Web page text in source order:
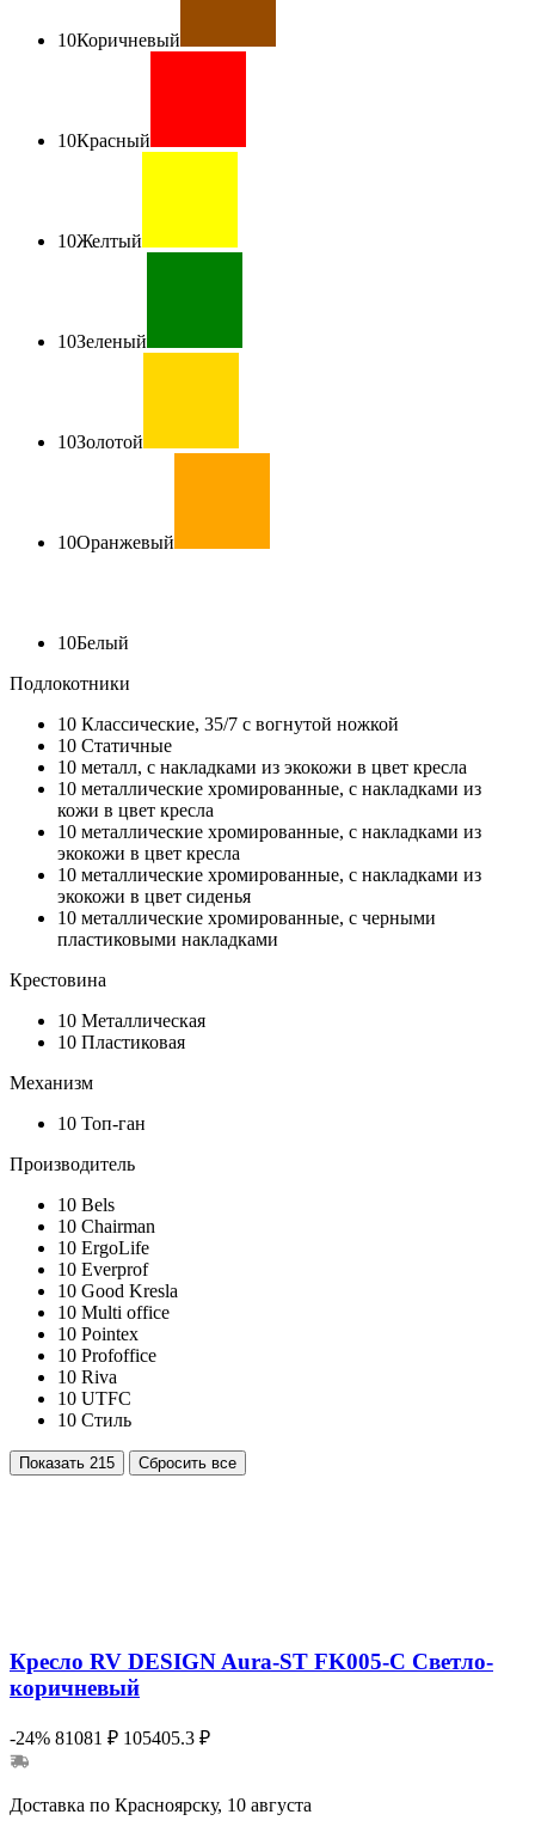
10Коричневый
10Красный
10Желтый
10Зеленый
10Золотой
10Оранжевый
10Белый
Подлокотники
10 Классические, 35/7 с вогнутой ножкой
10 Статичные
10 металл, с накладками из экокожи в цвет кресла
10 металлические хромированные, с накладками из
кожи в цвет кресла
10 металлические хромированные, с накладками из
экокожи в цвет кресла
10 металлические хромированные, с накладками из
экокожи в цвет сиденья
10 металлические хромированные, с черными
пластиковыми накладками
Крестовина
10 Металлическая
10 Пластиковая
Механизм
10 Топ-ган
Производитель
10 Bels
10 Chairman
10 ErgoLife
10 Everprof
10 Good Kresla
10 Multi office
10 Pointex
10 Profoffice
10 Riva
10 UTFC
10 Стиль
Показать 215 Сбросить все
Кресло RV DESIGN Aura-ST FK005-C Светло-
коричневый
-24% 81081 ₽ 105405.3 ₽
Доставка по Красноярску, 10 августа